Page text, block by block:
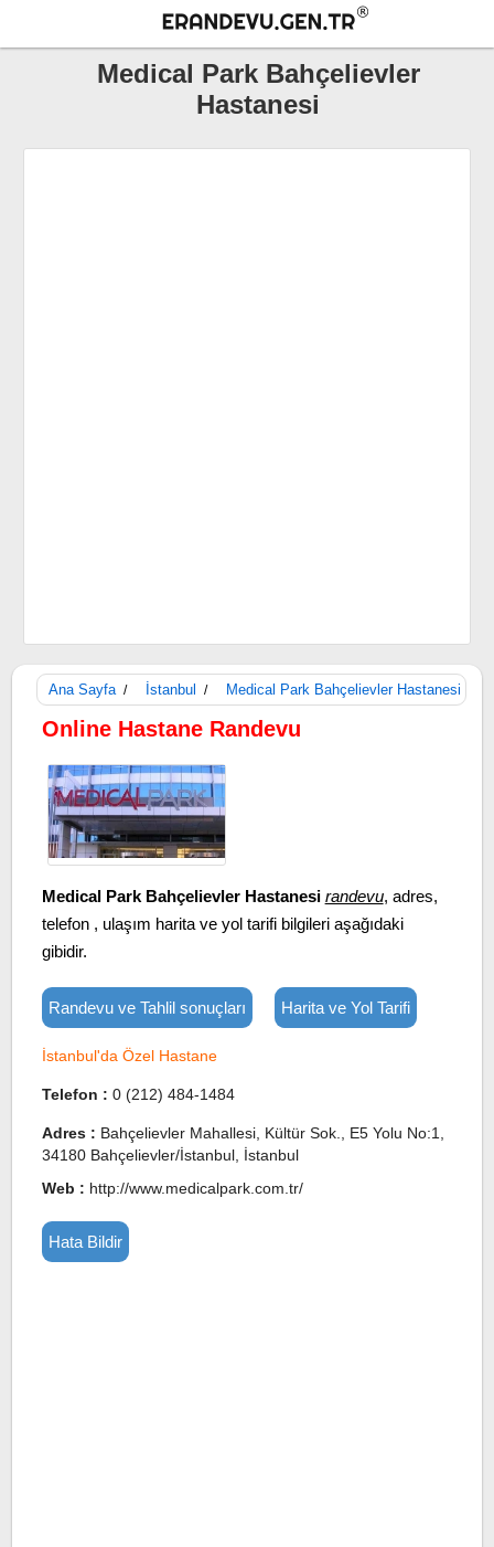
Medical Park Bahçelievler
Hastanesi
Ana Sayfa / İstanbul / Medical Park Bahçelievler Hastanesi
Online Hastane Randevu
Medical Park Bahçelievler Hastanesi randevu, adres,
telefon , ulaşım harita ve yol tarifi bilgileri aşağıdaki
gibidir.
Randevu ve Tahlil sonuçları Harita ve Yol Tarifi
İstanbul'da Özel Hastane
Telefon : 0 (212) 484-1484
Adres : Bahçelievler Mahallesi, Kültür Sok., E5 Yolu No:1,
34180 Bahçelievler/İstanbul, İstanbul
Web : http://www.medicalpark.com.tr/
Hata Bildir